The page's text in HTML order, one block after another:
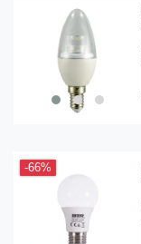
-66%